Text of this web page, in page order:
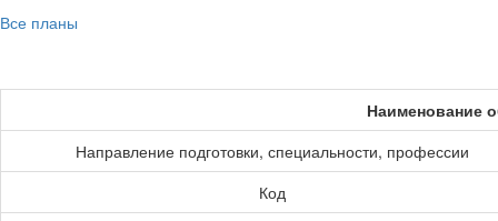
Все планы
Наименование
Направление подготовки, специальности, профессии
Код